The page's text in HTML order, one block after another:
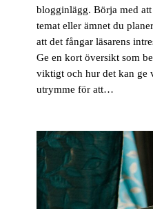
blogginlägg. Börja med
temat eller ämnet du
att det fångar läsarens
Ge en kort översikt som
viktigt och hur det kan ge
utrymme för att…